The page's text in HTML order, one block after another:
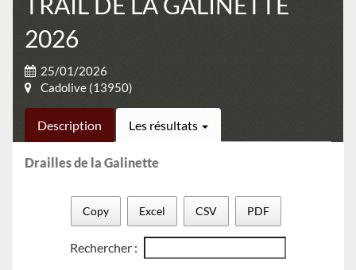
2026
25/01/2026
Cadolive (13950)
Description Les résultats
Drailles de la Galinette
Copy Excel CSV PDF
Rechercher :